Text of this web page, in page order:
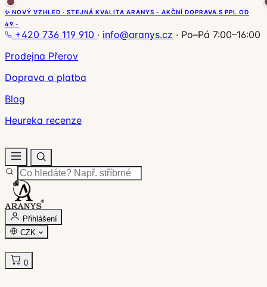
✨ NOVÝ VZHLED · STEJNÁ KVALITA ARANYS - AKČNÍ DOPRAVA S PPL OD
49,-
+420 736 119 910 · info@aranys.cz · Po–Pá 7:00–16:00
Prodejna Přerov
Doprava a platba
Blog
Heureka recenze
Přihlášení
CZK
0